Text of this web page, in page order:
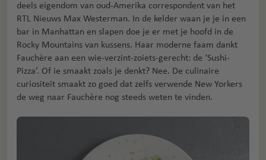
deels eigendom van oud-Amerika correspondent van het
RTL Nieuws Max Westerman. In de kelder waan je je in een
bar in Manhattan en slapen doe je er met je hoofd in de
Rocky Mountains van kussens. Haar moderne faam dankt
Fauchère aan een wie-verzint-zoiets-gerecht: de ‘Sushi-
Pizza’. Of ie smaakt zoals je denkt? Nee. De culinaire
curiositeit smaakt zo goed dat zelfs verwende New Yorkers
de weg naar Fauchère nog steeds weten te vinden.